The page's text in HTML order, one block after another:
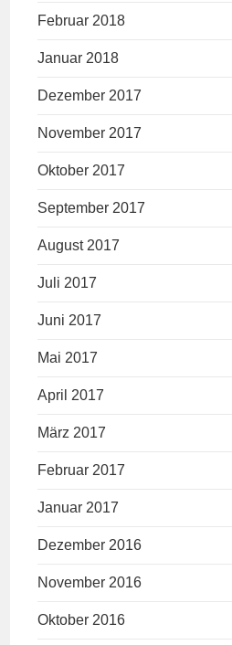
Februar 2018
Januar 2018
Dezember 2017
November 2017
Oktober 2017
September 2017
August 2017
Juli 2017
Juni 2017
Mai 2017
April 2017
März 2017
Februar 2017
Januar 2017
Dezember 2016
November 2016
Oktober 2016